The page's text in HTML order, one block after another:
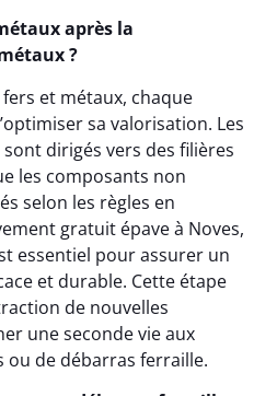
après la
?
et métaux, chaque
sa valorisation. Les
dirigés vers des filières
les composants non
selon les règles en
gratuit épave à Noves,
essentiel pour assurer un
et durable. Cette étape
de nouvelles
une seconde vie aux
ou de débarras ferraille.